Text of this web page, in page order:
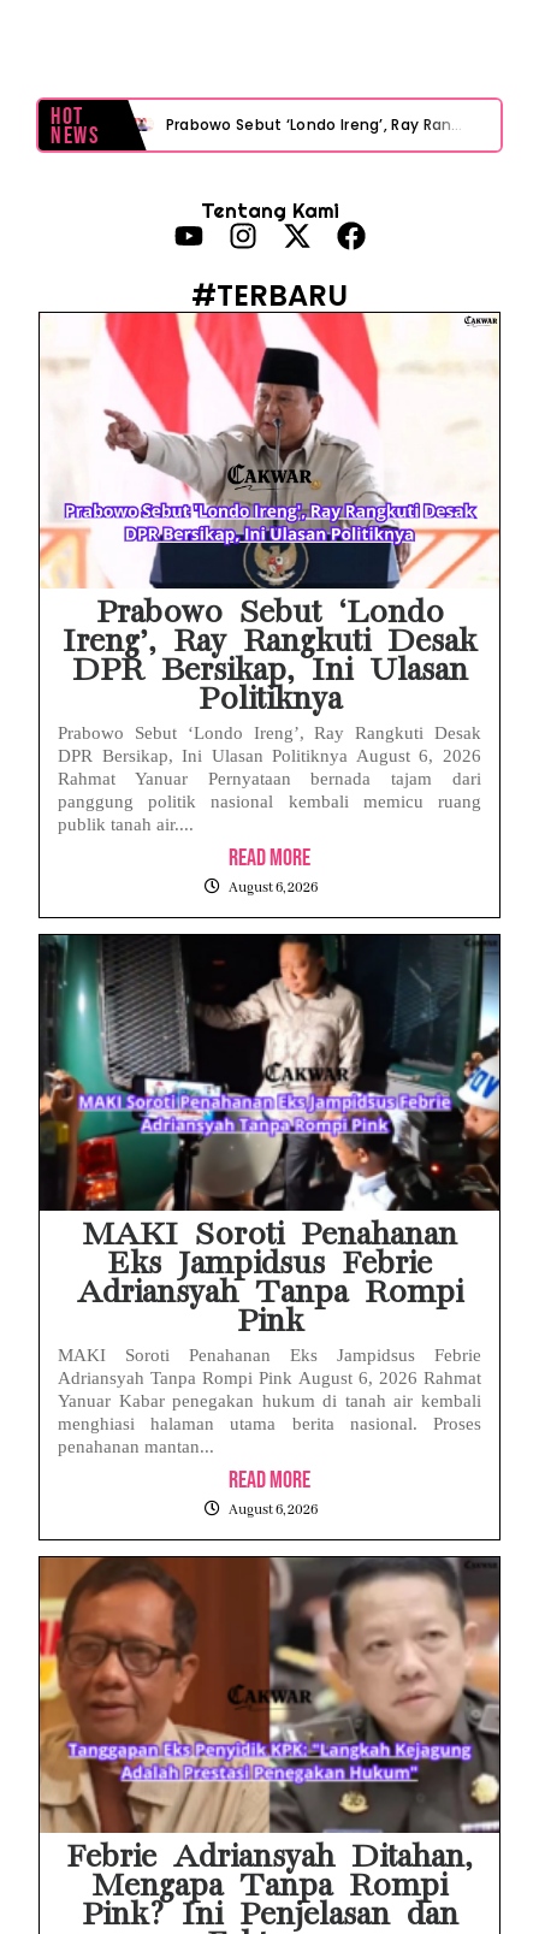
Hot
News Prabowo Sebut ‘Londo Ireng’, Ray Rangkuti Desak DPR Bersikap, Ini Ulasan Politiknya
Baterai Apple Watch Cepat Boros? Ini Penyebab dan Cara Mengatasinya
HP Huawei Cepat Panas? Ini Penyebab Utama dan Cara Mengatasinya
HP Realme Kena Air Tidak Bisa Dicas? Jangan Langsung Charge, Ini Solusinya
Eks Jampidsus Febrie Adriansyah Tersangka Korupsi Asabri Tapi Masih Terima Gaji: Mengapa Begitu?
Tentang Kami
#TERBARU
Prabowo Sebut ‘Londo
Ireng’, Ray Rangkuti Desak
DPR Bersikap, Ini Ulasan
Politiknya
Prabowo Sebut ‘Londo Ireng’, Ray Rangkuti Desak
DPR Bersikap, Ini Ulasan Politiknya August 6, 2026
Rahmat Yanuar Pernyataan bernada tajam dari
panggung politik nasional kembali memicu ruang
publik tanah air....
Read More
August 6, 2026
MAKI Soroti Penahanan
Eks Jampidsus Febrie
Adriansyah Tanpa Rompi
Pink
MAKI Soroti Penahanan Eks Jampidsus Febrie
Adriansyah Tanpa Rompi Pink August 6, 2026 Rahmat
Yanuar Kabar penegakan hukum di tanah air kembali
menghiasi halaman utama berita nasional. Proses
penahanan mantan...
Read More
August 6, 2026
Febrie Adriansyah Ditahan,
Mengapa Tanpa Rompi
Pink? Ini Penjelasan dan